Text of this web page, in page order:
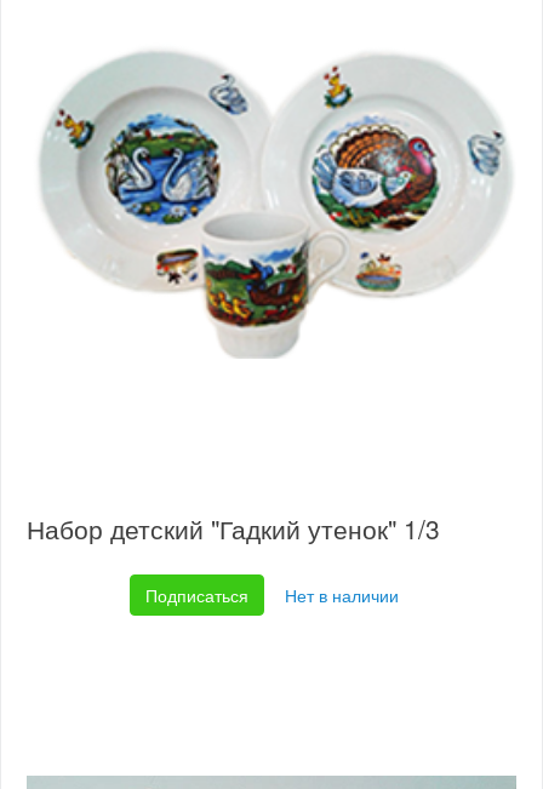
Набор детский "Гадкий утенок" 1/3
Подписаться Нет в наличии